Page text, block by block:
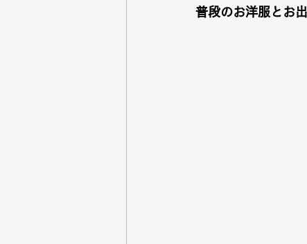
普段のお洋服とお